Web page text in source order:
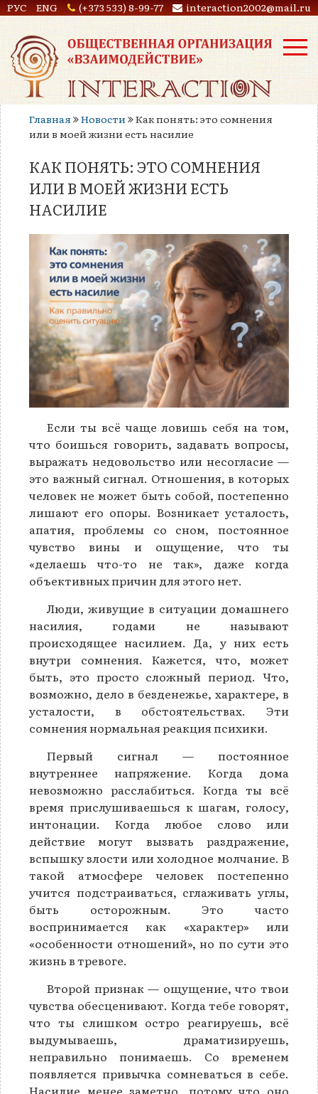
РУС ENG (+373 533) 8-99-77 interaction2002@mail.ru
Главная Новости
Как понять: это сомнения
или в моей жизни есть насилие
КАК ПОНЯТЬ: ЭТО СОМНЕНИЯ
ИЛИ В МОЕЙ ЖИЗНИ ЕСТЬ
НАСИЛИЕ
Если ты всё чаще ловишь себя на том,
что боишься говорить, задавать вопросы,
выражать недовольство или несогласие —
это важный сигнал. Отношения, в которых
человек не может быть собой, постепенно
лишают его опоры. Возникает усталость,
апатия, проблемы со сном, постоянное
чувство вины и ощущение, что ты
«делаешь что-то не так», даже когда
объективных причин для этого нет.
Люди, живущие в ситуации домашнего
насилия, годами не называют
происходящее насилием. Да, у них есть
внутри сомнения. Кажется, что, может
быть, это просто сложный период. Что,
возможно, дело в безденежье, характере, в
усталости, в обстоятельствах. Эти
сомнения нормальная реакция психики.
Первый сигнал — постоянное
внутреннее напряжение. Когда дома
невозможно расслабиться. Когда ты всё
время прислушиваешься к шагам, голосу,
интонации. Когда любое слово или
действие могут вызвать раздражение,
вспышку злости или холодное молчание. В
такой атмосфере человек постепенно
учится подстраиваться, сглаживать углы,
быть осторожным. Это часто
воспринимается как «характер» или
«особенности отношений», но по сути это
жизнь в тревоге.
Второй признак — ощущение, что твои
чувства обесценивают. Когда тебе говорят,
что ты слишком остро реагируешь, всё
выдумываешь, драматизируешь,
неправильно понимаешь. Со временем
появляется привычка сомневаться в себе.
Насилие менее заметно, потому что оно